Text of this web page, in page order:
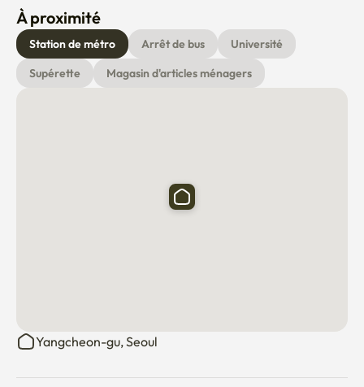
À proximité
Station de métro Arrêt de bus
Université
Supérette
Magasin d'articles ménagers
Yangcheon-gu, Seoul